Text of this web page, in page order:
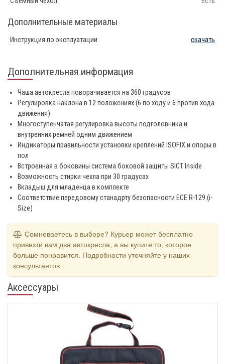
Дополнительные материалы
Инструкция по эксплуатации скачать
Дополнительная информация
Чаша автокресла поворачивается на 360 градусов
Регулировка наклона в 12 положениях (6 по ходу и 6 против хода
движения)
Многоступенчатая регулировка высоты подголовника и
внутренних ремней одним движением
Индикаторы правильности установки креплений ISOFIX и опоры в
пол
Встроенная в боковины система боковой защиты SICT Inside
Возможность стирки чехла при 30 градусах
Вкладыш для младенца в комплекте
Соответствие передовому станадрту безопасности ECE R-129 (i-
Size)
Сомневаетесь в выборе? Курьер может бесплатно
привезти вам два автокресла, а вы купите то, которое
больше понравится. Подробности уточняйте у наших
консультантов.
Аксессуары